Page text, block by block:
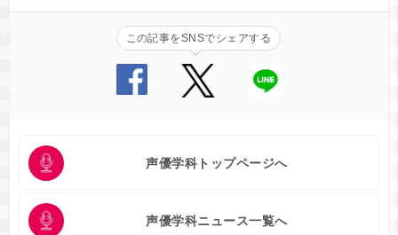
この記事をSNSでシェアする
声優学科トップページへ
声優学科ニュース一覧へ